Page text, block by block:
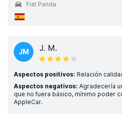
Fiat Panda
JM J. M.
Aspectos positivos: Relación
Aspectos negativos: Agradecería
que no fuera básico, mínimo poder
AppleCar.